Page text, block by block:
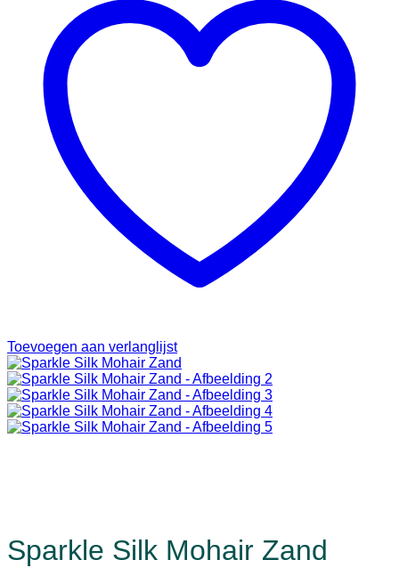
Toevoegen aan verlanglijst
Sparkle Silk Mohair Zand